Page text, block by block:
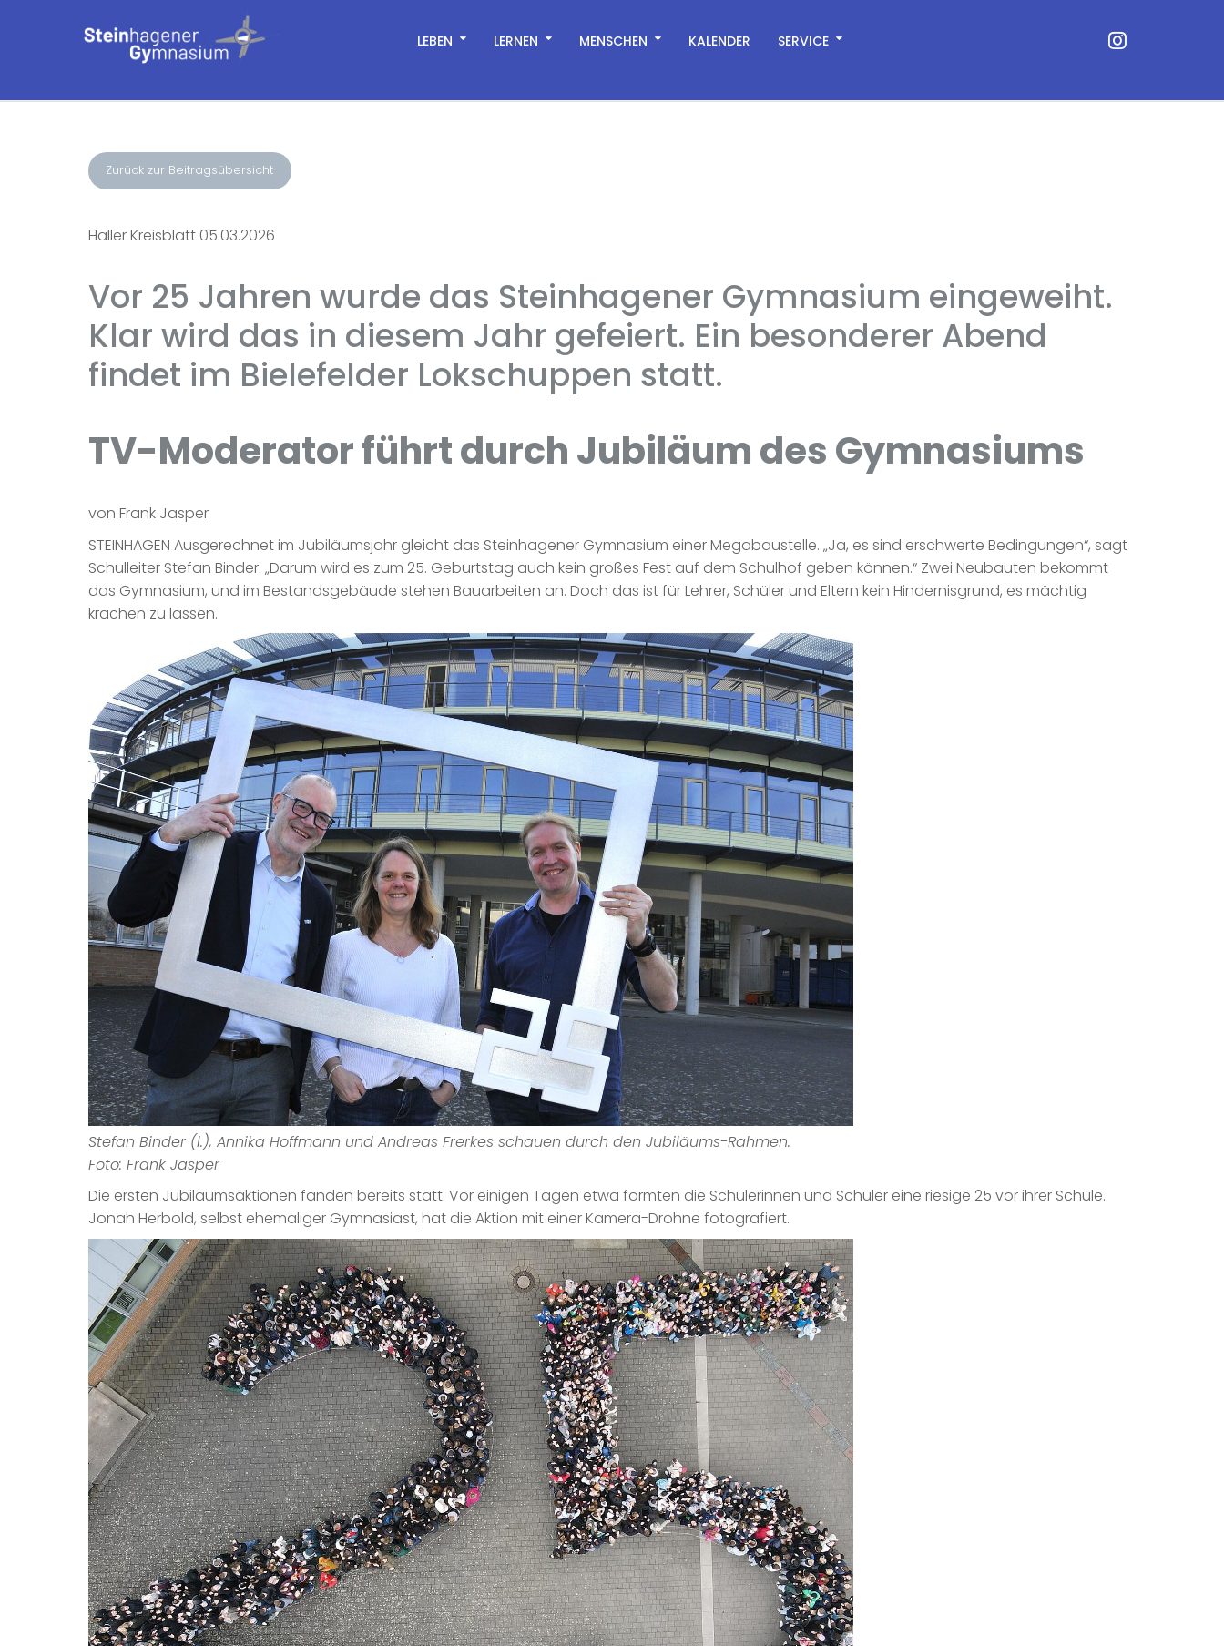
LEBEN LERNEN MENSCHEN KALENDER SERVICE
Zurück zur Beitragsübersicht
Haller Kreisblatt 05.03.2026
Vor 25 Jahren wurde das Steinhagener Gymnasium eingeweiht.
Klar wird das in diesem Jahr gefeiert. Ein besonderer Abend
findet im Bielefelder Lokschuppen statt.
TV-Moderator führt durch Jubiläum des Gymnasiums
von Frank Jasper
STEINHAGEN Ausgerechnet im Jubiläumsjahr gleicht das Steinhagener Gymnasium einer Megabaustelle. „Ja, es sind erschwerte Bedingungen“, sagt
Schulleiter Stefan Binder. „Darum wird es zum 25. Geburtstag auch kein großes Fest auf dem Schulhof geben können.“ Zwei Neubauten bekommt
das Gymnasium, und im Bestandsgebäude stehen Bauarbeiten an. Doch das ist für Lehrer, Schüler und Eltern kein Hindernisgrund, es mächtig
krachen zu lassen.
Stefan Binder (l.), Annika Hoffmann und Andreas Frerkes schauen durch den Jubiläums-Rahmen.
Foto: Frank Jasper
Die ersten Jubiläumsaktionen fanden bereits statt. Vor einigen Tagen etwa formten die Schülerinnen und Schüler eine riesige 25 vor ihrer Schule.
Jonah Herbold, selbst ehemaliger Gymnasiast, hat die Aktion mit einer Kamera-Drohne fotografiert.